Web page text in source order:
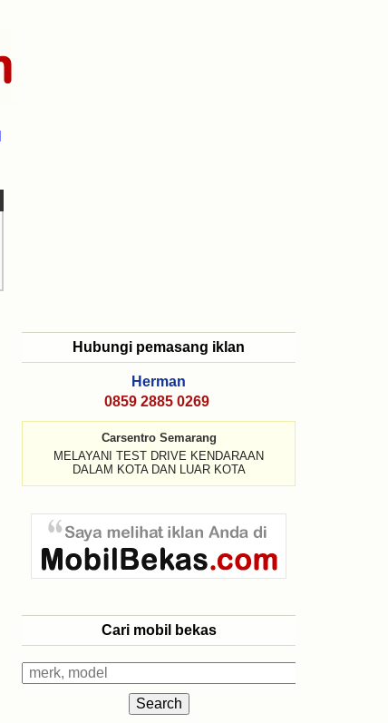
Hubungi pemasang iklan
Herman
0859 2885 0269
Carsentro Semarang
MELAYANI TEST DRIVE KENDARAAN
DALAM KOTA DAN LUAR KOTA
Cari mobil bekas